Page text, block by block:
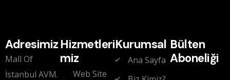
Adresimiz
Mall Of
İstanbul AVM.
Hizmetleri
miz
Web Site
Kurumsal
Ana Sayfa
Bülten
Aboneliği